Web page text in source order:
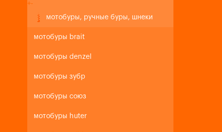
+-
мотобуры, ручные буры, шнеки
мотобуры brait
мотобуры denzel
мотобуры зубр
мотобуры союз
мотобуры huter